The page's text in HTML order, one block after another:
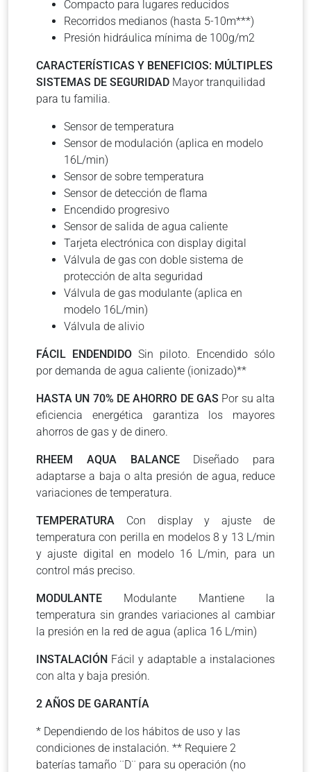
Compacto para lugares reducidos
Recorridos medianos (hasta 5-10m***)
Presión hidráulica mínima de 100g/m2
CARACTERÍSTICAS Y BENEFICIOS: MÚLTIPLES
SISTEMAS DE SEGURIDAD Mayor tranquilidad
para tu familia.
Sensor de temperatura
Sensor de modulación (aplica en modelo
16L/min)
Sensor de sobre temperatura
Sensor de detección de flama
Encendido progresivo
Sensor de salida de agua caliente
Tarjeta electrónica con display digital
Válvula de gas con doble sistema de
protección de alta seguridad
Válvula de gas modulante (aplica en
modelo 16L/min)
Válvula de alivio
FÁCIL ENDENDIDO Sin piloto. Encendido sólo
por demanda de agua caliente (ionizado)**
HASTA UN 70% DE AHORRO DE GAS Por su alta
eficiencia energética garantiza los mayores
ahorros de gas y de dinero.
RHEEM AQUA BALANCEDiseñado para
adaptarse a baja o alta presión de agua, reduce
variaciones de temperatura.
TEMPERATURA Con display y ajuste de
temperatura con perilla en modelos 8 y 13 L/min
y ajuste digital en modelo 16 L/min, para un
control más preciso.
MODULANTE Modulante Mantiene la
temperatura sin grandes variaciones al cambiar
la presión en la red de agua (aplica 16 L/min)
INSTALACIÓN Fácil y adaptable a instalaciones
con alta y baja presión.
2 AÑOS DE GARANTÍA
* Dependiendo de los hábitos de uso y las
condiciones de instalación. ** Requiere 2
baterías tamaño ¨D¨ para su operación (no